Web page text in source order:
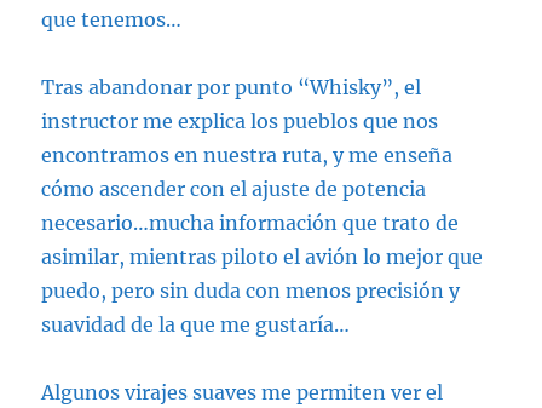
que tenemos…
Tras abandonar por punto “Whisky”, el
instructor me explica los pueblos que nos
encontramos en nuestra ruta, y me enseña
cómo ascender con el ajuste de potencia
necesario…mucha información que trato de
asimilar, mientras piloto el avión lo mejor que
puedo, pero sin duda con menos precisión y
suavidad de la que me gustaría…
Algunos virajes suaves me permiten ver el